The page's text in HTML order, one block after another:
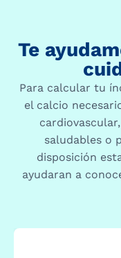
Te
Para calcular tu
el calcio
saludables o
disposición
ayudaran a